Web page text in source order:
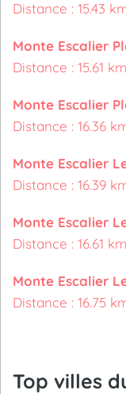
Distance : 15.43
Monte Escalier
Distance : 15.61 km
Monte Escalier
Distance : 16.36
Monte Escalier
Distance : 16.39
Monte Escalier
Distance : 16.61 km
Monte Escalier
Distance : 16.75
Top villes